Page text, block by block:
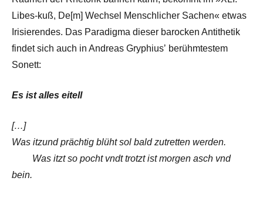
Libes-kuß, De[m] Wechsel Menschlicher Sachen« etwas
Irisierendes. Das Paradigma dieser barocken Antithetik
findet sich auch in Andreas Gryphiusʼ berühmtestem
Sonett:
Es ist alles eitell
[…]
Was itzund prächtig blüht sol bald zutretten werden.
Was itzt so pocht vndt trotzt ist morgen asch vnd
bein.